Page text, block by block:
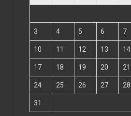
3 4 5 6 7
10 11 12 13 14
17 18 19 20 21
24 25 26 27 28
31